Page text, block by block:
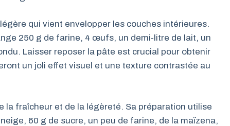
qui vient envelopper les couches intérieures.
250 g de farine, 4 œufs, un demi-litre de lait, un
Laisser reposer la pâte est crucial pour obtenir
un joli effet visuel et une texture contrastée au
la fraîcheur et de la légèreté. Sa préparation utilise
60 g de sucre, un peu de farine, de la maïzena,